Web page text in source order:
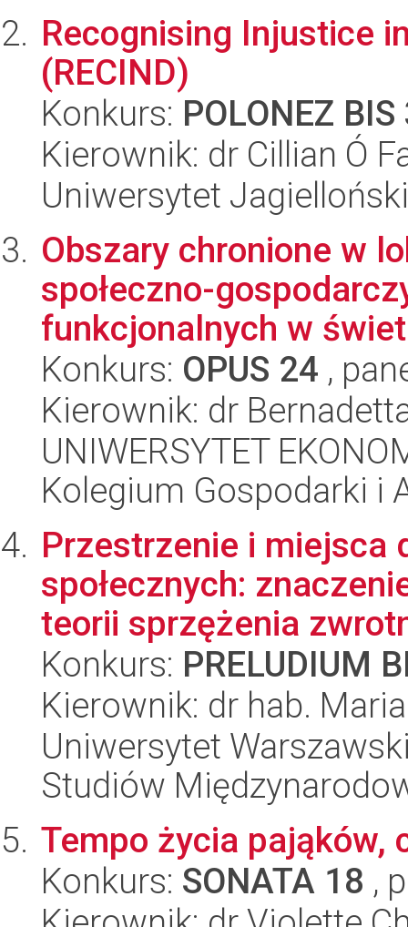
Recognising Injustice
(RECIND)
Konkurs: POLONEZ BIS
Kierownik: dr Cillian Ó
Uniwersytet
Obszary chronione w
społeczno-
funkcjonalnych w
Konkurs: OPUS 24 ,
Kierownik: dr
UNIWERSYTET
Kolegium Gospodarki i
Przestrzenie i miejsca
społecznych:
teorii sprzężenia
Konkurs: PRELUDIUM
Kierownik: dr hab.
Uniwersytet
Studiów
Tempo życia pająków,
Konkurs: SONATA 18 ,